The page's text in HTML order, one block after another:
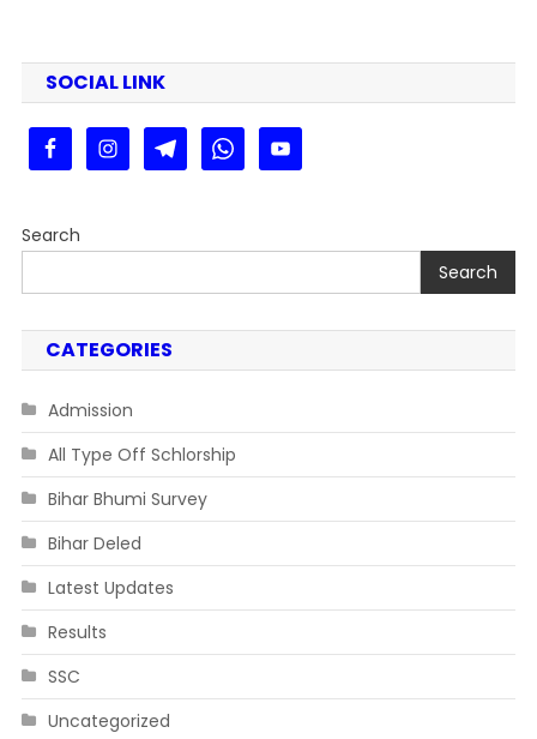
&
3
Result
SOCIAL LINK
Search
Search
CATEGORIES
Admission
All Type Off Schlorship
Bihar Bhumi Survey
Bihar Deled
Latest Updates
Results
SSC
Uncategorized